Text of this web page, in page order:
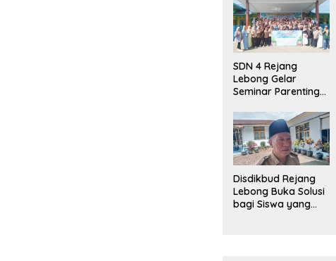
SDN 4 Rejang
Lebong Gelar
Seminar Parenting
Bullying,
Kadisdikbud: Patut
Jadi Contoh
Disdikbud Rejang
Lebong Buka Solusi
bagi Siswa yang